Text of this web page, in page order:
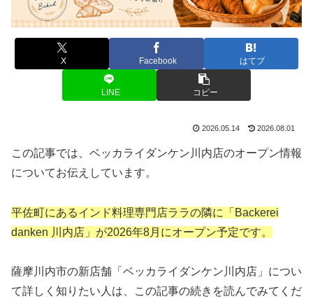
X Facebook はてブ
LINE コピー
2026.05.14 2026.08.01
この記事では、ベッカライダンケン川内店のオープン情報
についてお伝えしています。
平佐町にあるインド料理専門店ララの隣に「Backerei
danken 川内店」が2026年8月にオープン予定です。
薩摩川内市の新店舗「ベッカライダンケン川内店」につい
て詳しく知りたい人は、この記事の続きを読んでみてくだ